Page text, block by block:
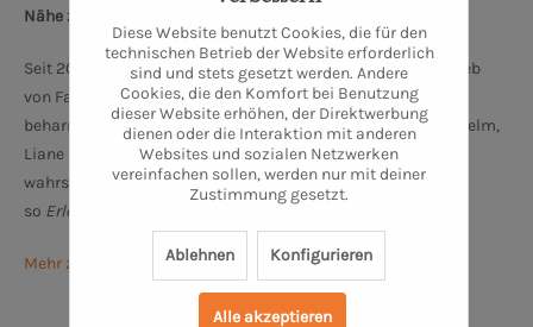
Nähe zum Bremer Dom: 68 km
Seit 2015 gehört zu dem landwirtschaftlichen Familienbetrieb
von Familie Duden eine kleine Aroniaplantage. Diese in
beharrlicher Handarbeit gepflanzten Sträucher pflegen Wilhelm,
Liane und Junior Marius mit viel Leidenschaft. In dieser, im
wahrsten Sinne des Wortes kleinenManufaktur,entsteht
so Erlesenes aus dem Ostetal.
Mehr zu Aronia Ostetal
Diese Website benutzt Cookies, die für den
technischen Betrieb der Website erforderlich
sind und stets gesetzt werden. Andere
Cookies, die den Komfort bei Benutzung
dieser Website erhöhen, der Direktwerbung
dienen oder die Interaktion mit anderen
Websites und sozialen Netzwerken
vereinfachen sollen, werden nur mit deiner
Zustimmung gesetzt.
Ablehnen Konfigurieren
Alle akzeptieren